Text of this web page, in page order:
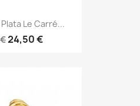
Le Carré...
24,50 €